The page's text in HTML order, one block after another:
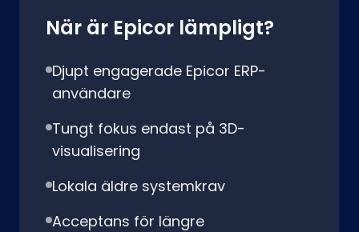
När är Epicor lämpligt?
Djupt engagerade Epicor ERP-
användare
Tungt fokus endast på 3D-
visualisering
Lokala äldre systemkrav
Acceptans för längre